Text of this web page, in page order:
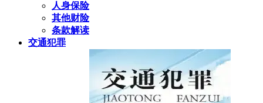
人身保险
其他财险
条款解读
交通犯罪